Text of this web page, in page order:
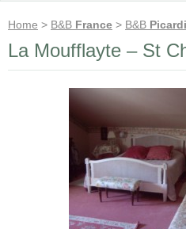
Home > B&B France > B&B
La Moufflayte – St